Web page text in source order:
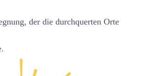
der die durchquerten Orte